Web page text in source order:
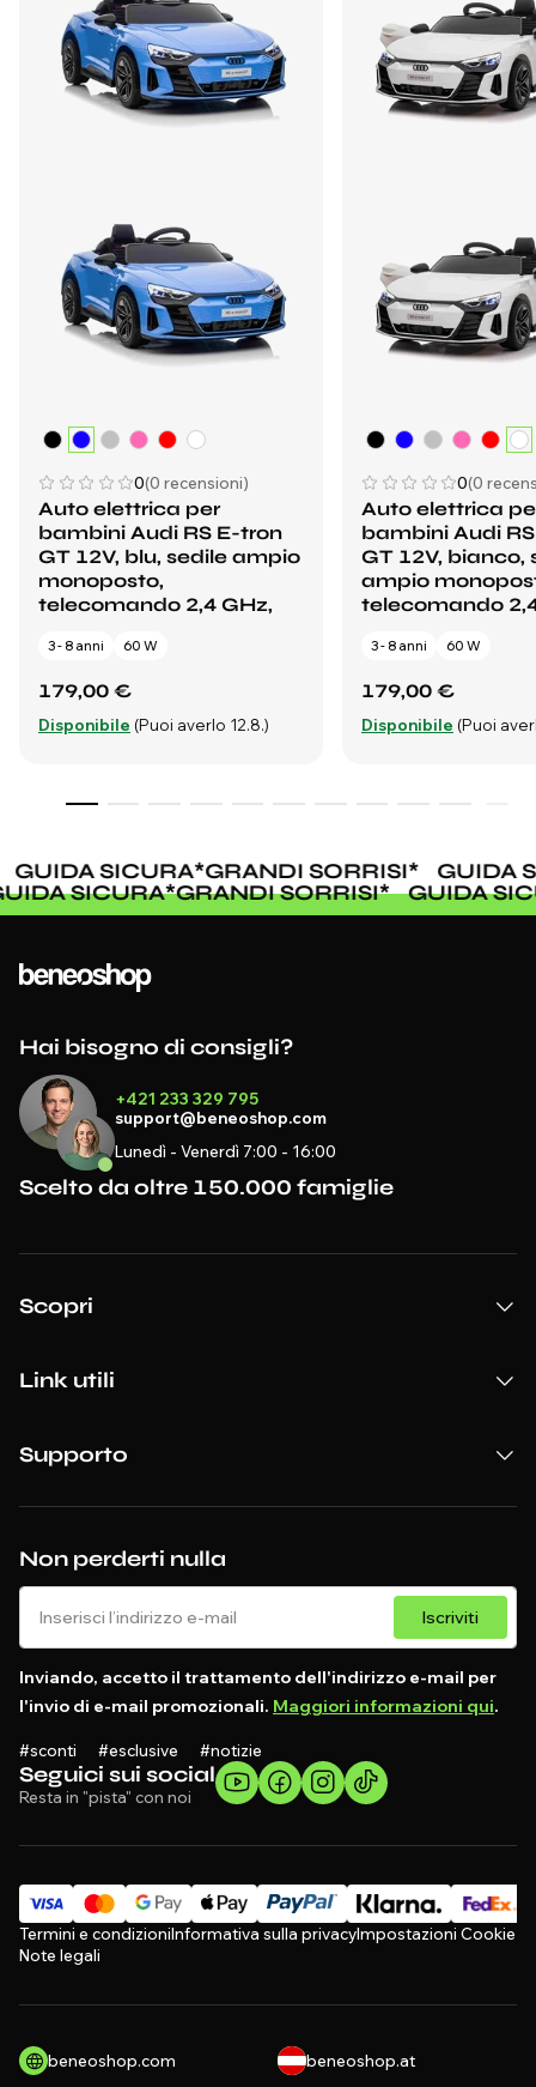
0(0 recensioni)
Auto elettrica per
bambini Audi RS E-tron
GT 12V, blu, sedile ampio
monoposto,
telecomando 2,4 GHz,
3 - 8 anni 60 W
179,00 €
Disponibile (Puoi averlo 12.8.)
0(0
Auto elettrica
bambini Audi
GT 12V, bianco,
ampio
telecomando
3 - 8 anni 60 W
179,00 €
Disponibile (Puoi
GUIDA SICURA*GRANDI SORRISI*
GUIDA
SICURA*GRANDI SORRISI* GUIDA
Seguici sui social
Resta in "pista" con noi
Non perderti nulla
Iscriviti
Inviando, accetto il trattamento dell'indirizzo e-mail per
l'invio di e-mail promozionali. Maggiori informazioni qui.
#sconti #esclusive #notizie
Hai bisogno di consigli?
+421 233 329 795
support@beneoshop.com
Lunedì - Venerdì 7:00 - 16:00
Scelto da oltre 150.000 famiglie
Scopri
Link utili
Supporto
Termini e condizioniInformativa sulla privacyImpostazioni Cookie
Note legali
beneoshop.com beneoshop.at